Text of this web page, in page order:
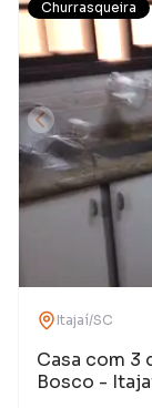
Churrasqueira
Itajaí/SC
Casa com 3
Bosco -